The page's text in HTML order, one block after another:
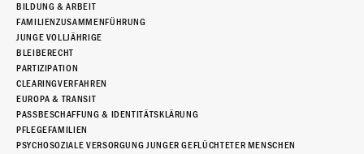
BILDUNG & ARBEIT
FAMILIENZUSAMMENFÜHRUNG
JUNGE VOLLJÄHRIGE
BLEIBERECHT
PARTIZIPATION
CLEARINGVERFAHREN
EUROPA & TRANSIT
PASSBESCHAFFUNG & IDENTITÄTSKLÄRUNG
PFLEGEFAMILIEN
PSYCHOSOZIALE VERSORGUNG JUNGER GEFLÜCHTETER MENSCHEN